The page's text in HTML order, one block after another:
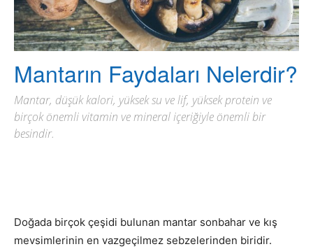
Mantarın Faydaları Nelerdir?
Mantar, düşük kalori, yüksek su ve lif, yüksek protein ve
birçok önemli vitamin ve mineral içeriğiyle önemli bir
besindir.
Doğada birçok çeşidi bulunan mantar sonbahar ve kış
mevsimlerinin en vazgeçilmez sebzelerinden biridir.